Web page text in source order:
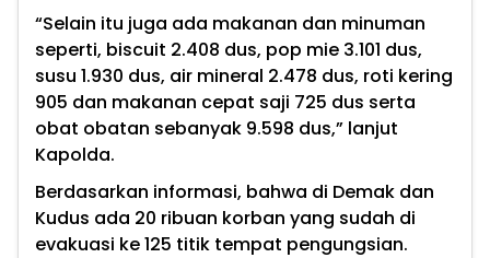
“Selain itu juga ada makanan dan minuman
seperti, biscuit 2.408 dus, pop mie 3.101 dus,
susu 1.930 dus, air mineral 2.478 dus, roti kering
905 dan makanan cepat saji 725 dus serta
obat obatan sebanyak 9.598 dus,” lanjut
Kapolda.
Berdasarkan informasi, bahwa di Demak dan
Kudus ada 20 ribuan korban yang sudah di
evakuasi ke 125 titik tempat pengungsian.